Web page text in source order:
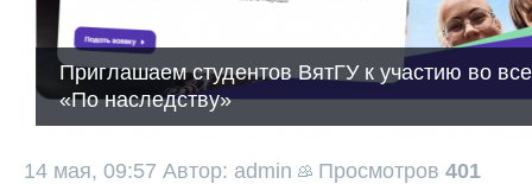
Приглашаем студентов ВятГУ к участию во
«По наследству»
14 мая, 09:57 Автор: admin Просмотров 401